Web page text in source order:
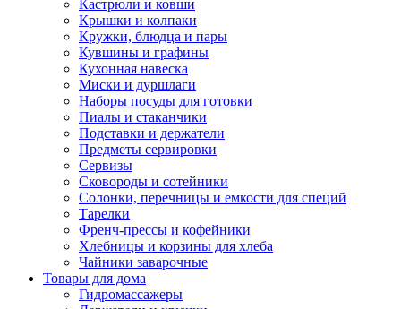
Кастрюли и ковши
Крышки и колпаки
Кружки, блюдца и пары
Кувшины и графины
Кухонная навеска
Миски и дуршлаги
Наборы посуды для готовки
Пиалы и стаканчики
Подставки и держатели
Предметы сервировки
Сервизы
Сковороды и сотейники
Солонки, перечницы и емкости для специй
Тарелки
Френч-прессы и кофейники
Хлебницы и корзины для хлеба
Чайники заварочные
Товары для дома
Гидромассажеры